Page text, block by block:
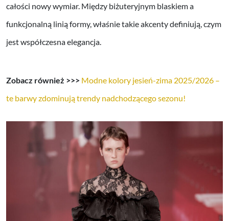
całości nowy wymiar. Między biżuteryjnym blaskiem a
funkcjonalną linią formy, właśnie takie akcenty definiują, czym
jest współczesna elegancja.
Zobacz również >>> Modne kolory jesień-zima 2025/2026 –
te barwy zdominują trendy nadchodzącego sezonu!